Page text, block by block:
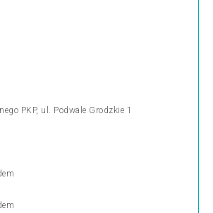
PKP, ul. Podwale Grodzkie 1